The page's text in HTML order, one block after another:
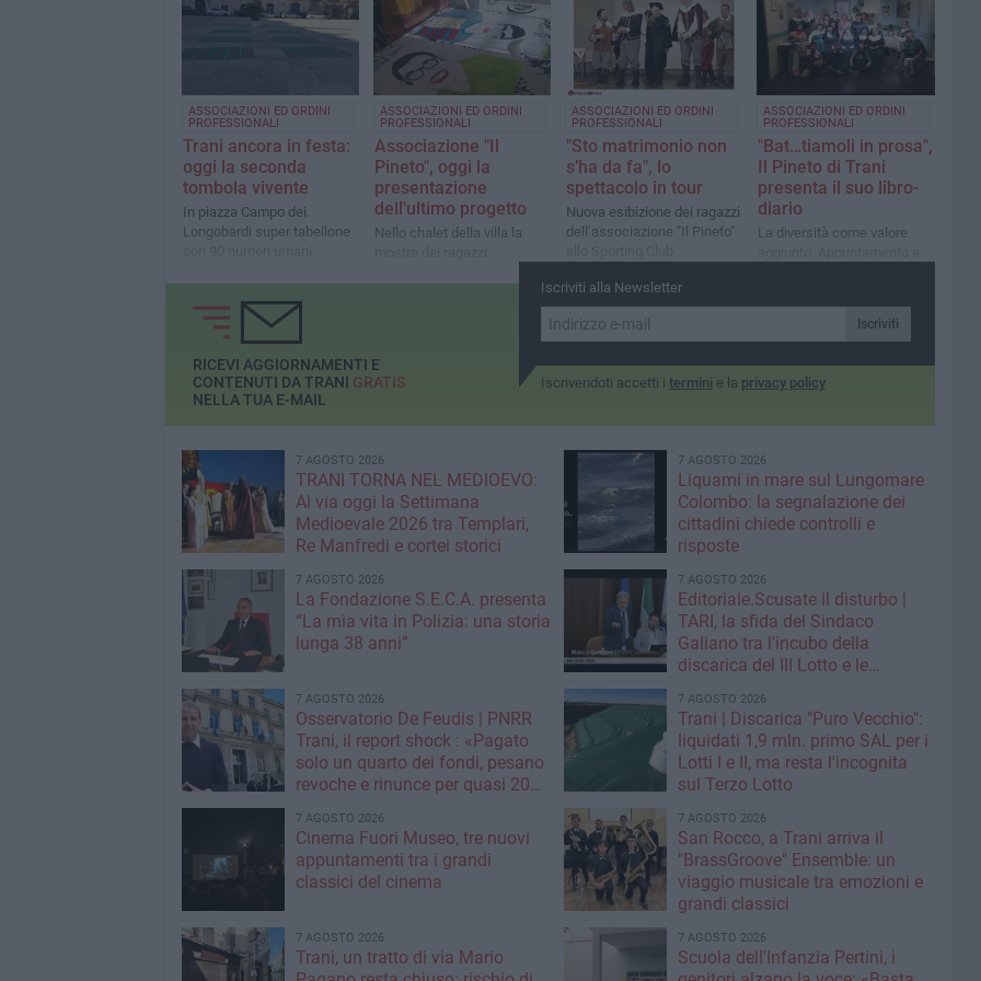
ASSOCIAZIONI ED ORDINI
PROFESSIONALI
Trani ancora in festa:
oggi la seconda
tombola vivente
In piazza Campo dei
Longobardi super tabellone
ASSOCIAZIONI ED ORDINI
PROFESSIONALI
Associazione "Il
Pineto", oggi la
presentazione
dell'ultimo progetto
Nello chalet della villa la
ASSOCIAZIONI ED ORDINI
PROFESSIONALI
"Sto matrimonio non
s’ha da fa", lo
spettacolo in tour
Nuova esibizione dei ragazzi
dell’associazione "Il Pineto"
ASSOCIAZIONI ED ORDINI
PROFESSIONALI
"Bat…tiamoli in prosa",
Il Pineto di Trani
presenta il suo libro-
diario
La diversità come valore
Iscriviti alla Newsletter
Iscriviti
Iscrivendoti accetti i termini e la privacy policy
RICEVI AGGIORNAMENTI E
CONTENUTI DA TRANI GRATIS
NELLA TUA E-MAIL
7 AGOSTO 2026
TRANI TORNA NEL MEDIOEVO:
Al via oggi la Settimana
Medioevale 2026 tra Templari,
Re Manfredi e cortei storici
7 AGOSTO 2026
Liquami in mare sul Lungomare
Colombo: la segnalazione dei
cittadini chiede controlli e
risposte
7 AGOSTO 2026
La Fondazione S.E.C.A. presenta
“La mia vita in Polizia: una storia
lunga 38 anni”
7 AGOSTO 2026
Editoriale.Scusate il disturbo |
TARI, la sfida del Sindaco
Galiano tra l'incubo della
discarica del III Lotto e le
rifiuti
7 AGOSTO 2026
Osservatorio De Feudis | PNRR
Trani, il report shock : «Pagato
solo un quarto dei fondi, pesano
revoche e rinunce per quasi 20
7 AGOSTO 2026
Trani | Discarica "Puro Vecchio":
liquidati 1,9 mln. primo SAL per i
Lotti I e II, ma resta l'incognita
sul Terzo Lotto
7 AGOSTO 2026
Cinema Fuori Museo, tre nuovi
appuntamenti tra i grandi
classici del cinema
7 AGOSTO 2026
San Rocco, a Trani arriva il
"BrassGroove" Ensemble: un
viaggio musicale tra emozioni e
grandi classici
7 AGOSTO 2026
Trani, un tratto di via Mario
7 AGOSTO 2026
Scuola dell'Infanzia Pertini, i